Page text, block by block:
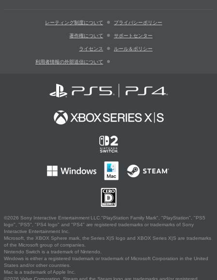
レーティング制度について プライバシーポリシー
著作権について サポートセンター
ライセンス ルール＆ポリシー
利用者情報の外部送信について
©2026 Sony Interactive Entertainment LLC."PlayStation Family Mark", "PlayStation", "PS5
logo", "PS5", "PS4 logo" and "PS4" are registered trademarks or trademarks of Sony
Interactive Entertainment Inc.
Microsoft, the XBOX Sphere mark, the Series X|S logo and XBOX Series X|S are trademarks
of the Microsoft group of companies.
Nintendo Switch is a trademark of Nintendo.
Windows is either a registered trademark or trademark of Microsoft Corporation in the United
States and/or other countries.
Mac is a trademark of Apple Inc.
©2026 Valve Corporation. Steam and the Steam logo are trademarks and/or registered